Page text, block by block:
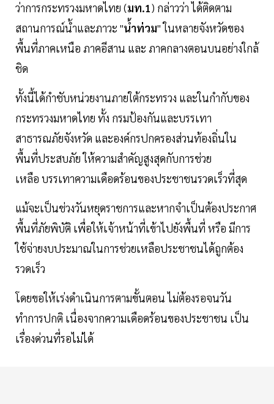
ว่าการกระทรวงมหาดไทย (มท.1) กล่าวว่า ได้ติดตาม
สถานการณ์น้ำและภาวะ "น้ำท่วม" ในหลายจังหวัดของ
พื้นที่ภาคเหนือ ภาคอีสาน และ ภาคกลางตอนบนอย่างใกล้
ชิด
ทั้งนี้ได้กำชับหน่วยงานภายใต้กระทรวง และในกำกับของ
กระทรวงมหาดไทย ทั้ง กรมป้องกันและบรรเทา
สาธารณภัยจังหวัด และองค์กรปกครองส่วนท้องถิ่นใน
พื้นที่ประสบภัย ให้ความสำคัญสูงสุดกับการช่วย
เหลือ บรรเทาความเดือดร้อนของประชาชนรวดเร็วที่สุด
แม้จะเป็นช่วงวันหยุดราชการและหากจำเป็นต้องประกาศ
พื้นที่ภัยพิบัติ เพื่อให้เจ้าหน้าที่เข้าไปยังพื้นที่ หรือ มีการ
ใช้จ่ายงบประมาณในการช่วยเหลือประชาชนได้ถูกต้อง
รวดเร็ว
โดยขอให้เร่งดำเนินการตามขั้นตอน ไม่ต้องรอจนวัน
ทำการปกติ เนื่องจากความเดือดร้อนของประชาชน เป็น
เรื่องด่วนที่รอไม่ได้